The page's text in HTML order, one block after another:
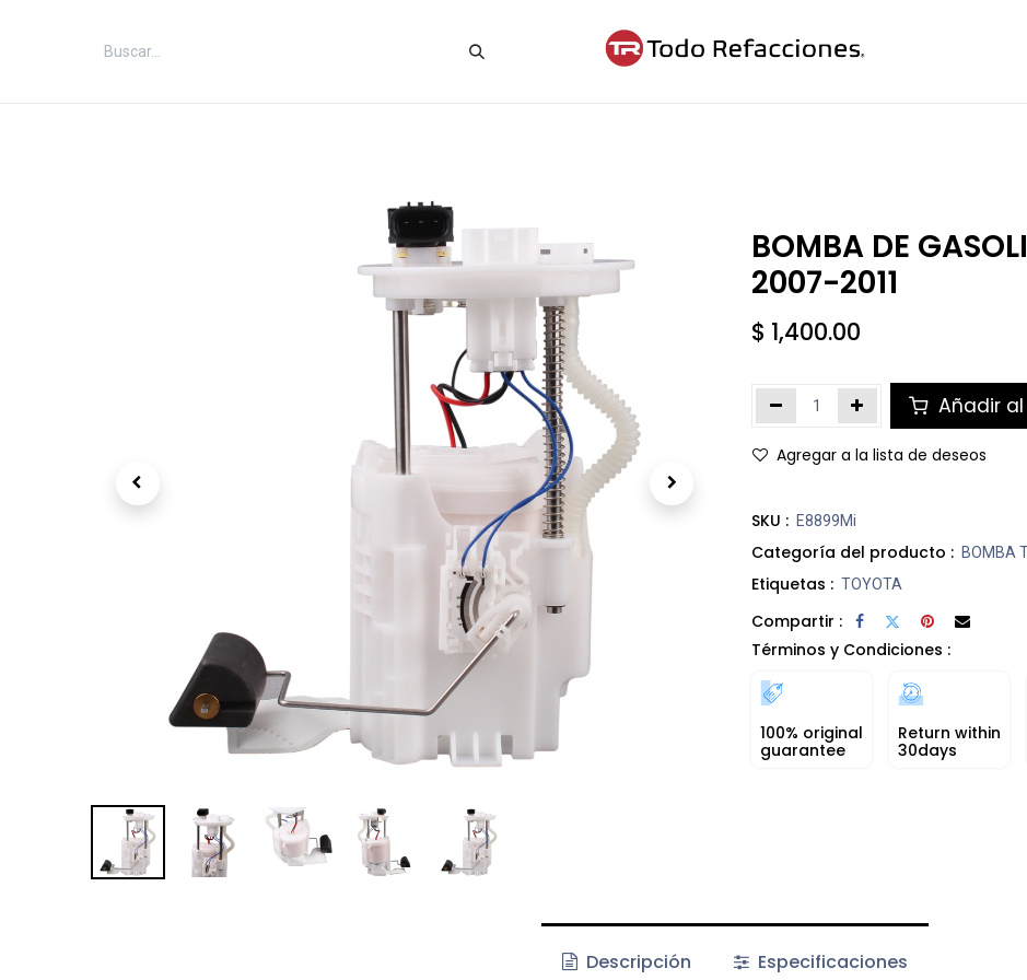
BOMBA DE
2007-2011
$ 1,400.00
Añadir
Agregar a la lista de deseos
SKU : E8899Mi
Categoría del producto : BOMBA
Etiquetas : TOYOTA
Compartir :
Términos y Condiciones :
100% original
guarantee
Return within
30days
Descripción Especificaciones